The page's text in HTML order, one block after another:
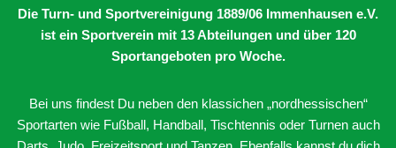
Die Turn- und Sportvereinigung 1889/06 Immenhausen e.V.
ist ein Sportverein mit 13 Abteilungen und über 120
Sportangeboten pro Woche.
Bei uns findest Du neben den klassichen „nordhessischen“
Sportarten wie Fußball, Handball, Tischtennis oder Turnen auch